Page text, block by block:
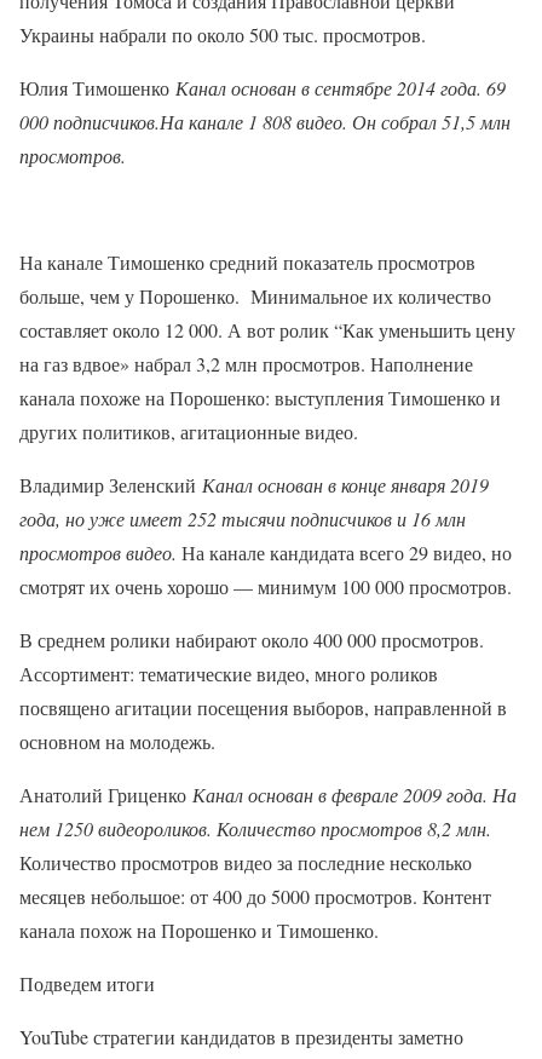
Украины набрали по около 500 тыс. просмотров.
Юлия Тимошенко Канал основан в сентябре 2014 года. 69
000 подписчиков.На канале 1 808 видео. Он собрал 51,5 млн
просмотров.
На канале Тимошенко средний показатель просмотров
больше, чем у Порошенко. Минимальное их количество
составляет около 12 000. А вот ролик “Как уменьшить цену
на газ вдвое» набрал 3,2 млн просмотров. Наполнение
канала похоже на Порошенко: выступления Тимошенко и
других политиков, агитационные видео.
Владимир Зеленский Канал основан в конце января 2019
года, но уже имеет 252 тысячи подписчиков и 16 млн
просмотров видео. На канале кандидата всего 29 видео, но
смотрят их очень хорошо — минимум 100 000 просмотров.
В среднем ролики набирают около 400 000 просмотров.
Ассортимент: тематические видео, много роликов
посвящено агитации посещения выборов, направленной в
основном на молодежь.
Анатолий Гриценко Канал основан в феврале 2009 года. На
нем 1250 видеороликов. Количество просмотров 8,2 млн.
Количество просмотров видео за последние несколько
месяцев небольшое: от 400 до 5000 просмотров. Контент
канала похож на Порошенко и Тимошенко.
Подведем итоги
YouTube стратегии кандидатов в президенты заметно